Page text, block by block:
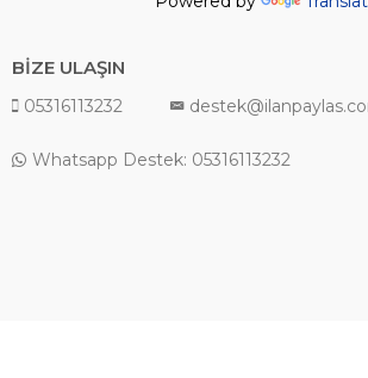
BİZE ULAŞIN
05316113232
Whatsapp Destek: 05316113232